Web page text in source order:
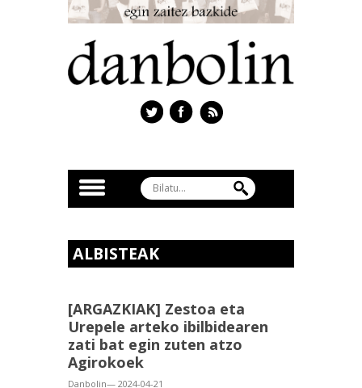
ALBISTEAK
[ARGAZKIAK] Zestoa eta
Urepele arteko ibilbidearen
zati bat egin zuten atzo
Agirokoek
Danbolin— 2024-04-21